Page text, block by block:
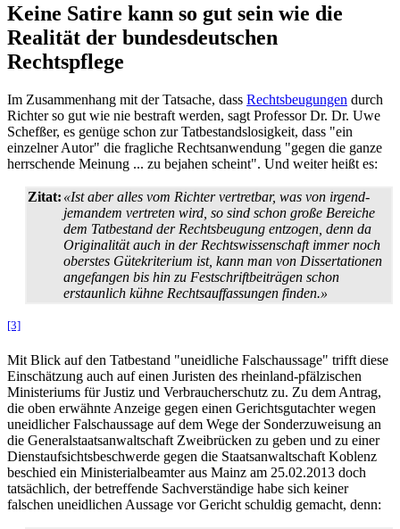
Keine Satire kann so gut sein wie die
Realität der bundesdeutschen
Rechtspflege
Im Zusammenhang mit der Tatsache, dass Rechtsbeugungen durch
Richter so gut wie nie bestraft werden, sagt Professor Dr. Dr. Uwe
Schefßer, es genüge schon zur Tat­bestands­losigkeit, dass "ein
einzelner Autor" die fragliche Rechts­anwendung "gegen die ganze
herrschende Meinung ... zu bejahen scheint". Und weiter heißt es:
Zitat: «Ist aber alles vom Richter vertretbar, was von irgend­
jemandem vertreten wird, so sind schon große Bereiche
dem Tatbestand der Rechts­beugung entzogen, denn da
Originalität auch in der Rechts­wissenschaft immer noch
oberstes Güte­kriterium ist, kann man von Dissertationen
angefangen bis hin zu Festschrift­beiträgen schon
erstaunlich kühne Rechts­auf­fassungen finden.»
[3]
Mit Blick auf den Tatbestand "uneidliche Falsch­aussage" trifft diese
Einschätzung auch auf einen Juristen des rheinland-pfälzischen
Ministeriums für Justiz und Verbraucher­schutz zu. Zu dem Antrag,
die oben erwähnte Anzeige gegen einen Gerichts­gutachter wegen
uneidlicher Falsch­aussage auf dem Wege der Sonder­zuweisung an
die General­staats­anwalt­schaft Zweibrücken zu geben und zu einer
Dienstaufsichtsbeschwerde gegen die Staats­anwalt­schaft Koblenz
beschied ein Ministerial­beamter aus Mainz am 25.02.2013 doch
tatsächlich, der betreffende Sachverständige habe sich keiner
falschen uneidlichen Aussage vor Gericht schuldig gemacht, denn: